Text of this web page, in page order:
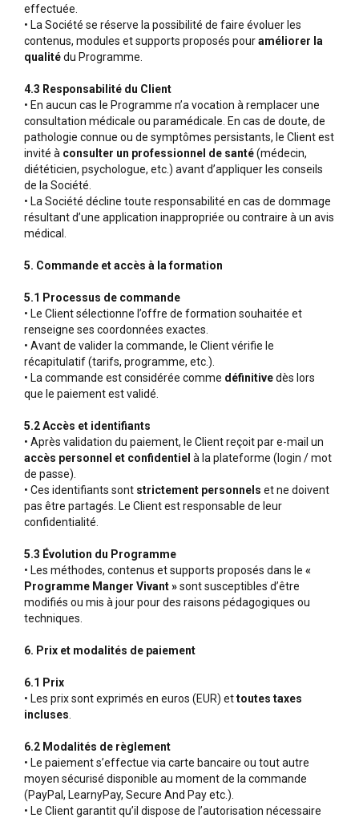
effectuée.
• La Société se réserve la possibilité de faire évoluer les
contenus, modules et supports proposés pouraméliorer la
qualitédu Programme.
4.3 Responsabilité du Client
• En aucun cas le Programme n’a vocation à remplacer une
consultation médicale ou paramédicale. En cas de doute, de
pathologie connue ou de symptômes persistants, le Client est
invité à consulter un professionnel de santé(médecin,
diététicien, psychologue, etc.) avant d’appliquer les conseils
de la Société.
• La Société décline toute responsabilité en cas de dommage
résultant d’une application inappropriée ou contraire à un avis
médical.
5. Commande et accès à la formation
5.1 Processus de commande
• Le Client sélectionne l’offre de formation souhaitée et
renseigne ses coordonnées exactes.
• Avant de valider la commande, le Client vérifie le
récapitulatif (tarifs, programme, etc.).
• La commande est considérée comme définitivedès lors
que le paiement est validé.
5.2 Accès et identifiants
• Après validation du paiement, le Client reçoit par e-mail un
accès personnel et confidentiel à la plateforme (login / mot
de passe).
• Ces identifiants sont strictement personnels et ne doivent
pas être partagés. Le Client est responsable de leur
confidentialité.
5.3 Évolution du Programme
• Les méthodes, contenus et supports proposés dans le «
Programme Manger Vivant »sont susceptibles d’être
modifiés ou mis à jour pour des raisons pédagogiques ou
techniques.
6. Prix et modalités de paiement
6.1 Prix
• Les prix sont exprimés en euros (EUR) ettoutes taxes
incluses
6.2 Modalités de règlement
• Le paiement s’effectue via carte bancaire ou tout autre
moyen sécurisé disponible au moment de la commande
(PayPal, LearnyPay, Secure And Pay etc.).
• Le Client garantit qu’il dispose de l’autorisation nécessaire